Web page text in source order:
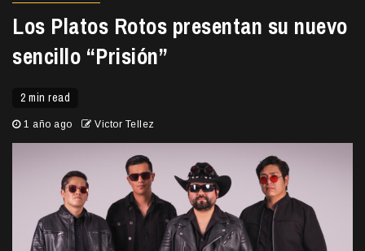
Los Platos Rotos presentan su nuevo
sencillo “Prisión”
2 min read
1 año ago Victor Tellez